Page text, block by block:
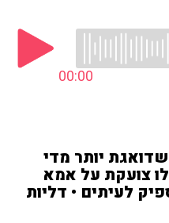
00:00
למאזינה יש ילדה בת 12 שדואגת יותר מדי
צועקת על אמא
לעיתים • דליות